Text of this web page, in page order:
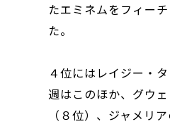
たエミネムをフィー
た。
４位にはレイジー・
週はこのほか、グウ
（８位）、ジャメリ